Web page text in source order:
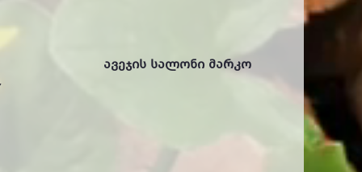
Ავეჯის Სალონი Მარკო